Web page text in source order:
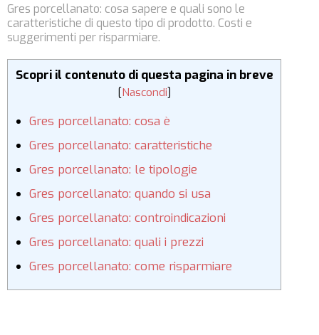
Gres porcellanato: cosa sapere e quali sono le
caratteristiche di questo tipo di prodotto. Costi e
suggerimenti per risparmiare.
Scopri il contenuto di questa pagina in breve
[Nascondi]
Gres porcellanato: cosa è
Gres porcellanato: caratteristiche
Gres porcellanato: le tipologie
Gres porcellanato: quando si usa
Gres porcellanato: controindicazioni
Gres porcellanato: quali i prezzi
Gres porcellanato: come risparmiare